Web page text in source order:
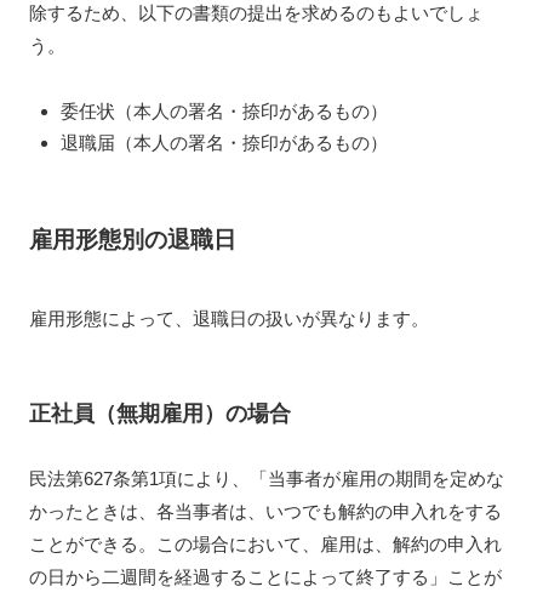
除するため、以下の書類の提出を求めるのもよいでしょ
う。
委任状（本人の署名・捺印があるもの）
退職届（本人の署名・捺印があるもの）
雇用形態別の退職日
雇用形態によって、退職日の扱いが異なります。
正社員（無期雇用）の場合
民法第627条第1項により、「当事者が雇用の期間を定めな
かったときは、各当事者は、いつでも解約の申入れをする
ことができる。この場合において、雇用は、解約の申入れ
の日から二週間を経過することによって終了する」ことが